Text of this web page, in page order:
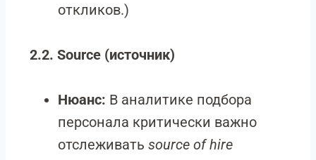
откликов.)
2.2. Source (источник)
Нюанс: В аналитике подбора
персонала критически важно
отслеживать source of hire